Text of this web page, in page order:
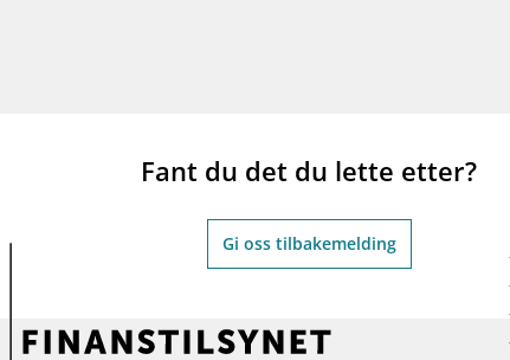
Fant du det du lette etter?
Gi oss tilbakemelding